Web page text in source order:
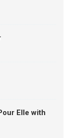
Elle with